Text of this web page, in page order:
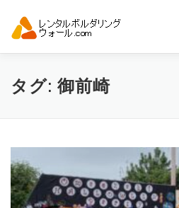
トップ 自動見積り
タグ: 御前崎